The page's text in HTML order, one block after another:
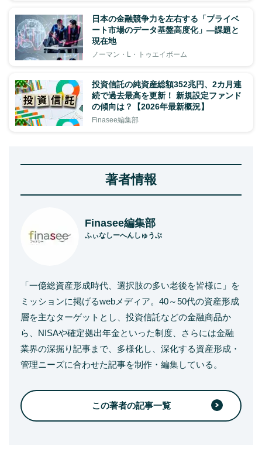
日本の金融競争力を左右する「プライベ
ート市場のデータ基盤高度化」―課題と
現在地
ノーマン・L・トゥエイボーム
投資信託の純資産総額352兆円、2カ月連
続で過去最高を更新！ 新規設定ファンド
の傾向は？【2026年最新概況】
Finasee編集部
著者情報
Finasee編集部
ふぃなしーへんしゅうぶ
「一億総資産形成時代、選択肢の多い老後を皆様に」を
ミッションに掲げるwebメディア。40～50代の資産形成
層を主なターゲットとし、投資信託などの金融商品か
ら、NISAや確定拠出年金といった制度、さらには金融
業界の深掘り記事まで、多様化し、深化する資産形成・
管理ニーズに合わせた記事を制作・編集している。
この著者の記事一覧